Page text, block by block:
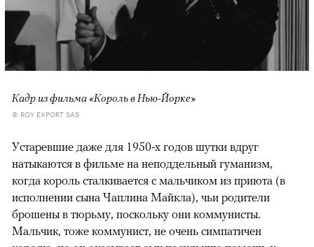
Кадр из фильма «Король в Нью-Йорке»
© ROY EXPORT SAS
Устаревшие даже для 1950-х годов шутки вдруг
натыкаются в фильме на неподдельный гуманизм,
когда король сталкивается с мальчиком из приюта (в
исполнении сына Чаплина Майкла), чьи родители
брошены в тюрьму, поскольку они коммунисты.
Мальчик, тоже коммунист, не очень симпатичен